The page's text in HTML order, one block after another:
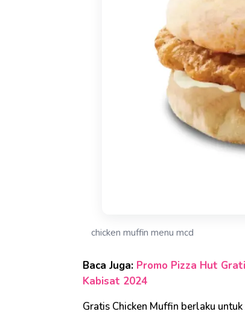
chicken muffin menu mcd
Baca Juga: Promo Pizza Hut
Kabisat 2024
Gratis Chicken Muffin berlaku untuk